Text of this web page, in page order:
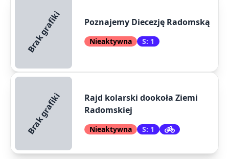
Brak grafiki Poznajemy Diecezję Radomską
Nieaktywna S: 1
Brak grafiki
Rajd kolarski dookoła Ziemi
Radomskiej
Nieaktywna S: 1